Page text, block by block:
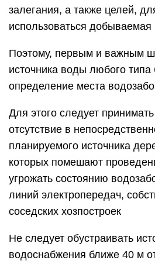
залегания, а также целей,
использоваться добываемая
Поэтому, первым и важным
источника воды любого типа
определение места
Для этого следует
отсутствие в
планируемого источника
которых помешают
угрожать состоянию
линий электропередач,
соседских хозпостроек
Не следует обустраивать
водоснабжения ближе 40 м